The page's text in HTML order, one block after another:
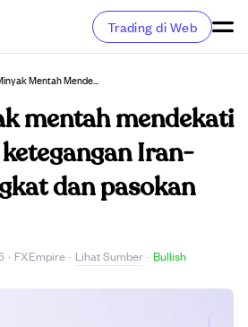
Trading di Web
Harga Minyak Mentah Mendekati $100 Seiring Ketegangan Iran-Israel Meningkat Dan Pasokan Menipis.
mentah mendekati
Iran-
dan pasokan
· FXEmpire · Lihat Sumber · Bullish